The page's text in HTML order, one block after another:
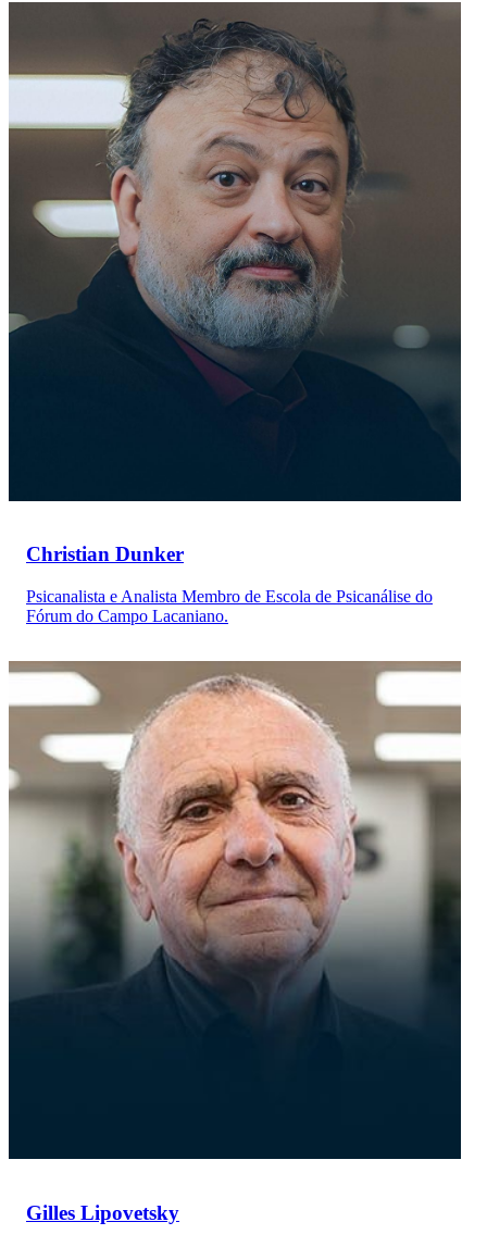
Christian Dunker
Psicanalista e Analista Membro de Escola de Psicanálise do
Fórum do Campo Lacaniano.
Gilles Lipovetsky